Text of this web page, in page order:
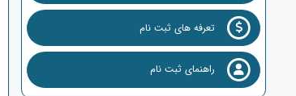
تعرفه های ثبت نام
راهنمای ثبت نام